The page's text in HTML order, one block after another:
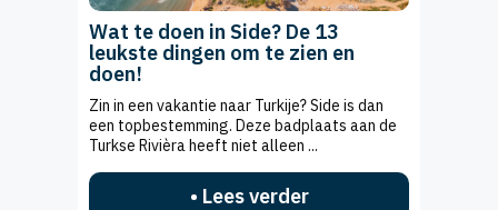
Wat te doen in Side? De 13
leukste dingen om te zien en
doen!
Zin in een vakantie naar Turkije? Side is dan
een topbestemming. Deze badplaats aan de
Turkse Rivièra heeft niet alleen ...
• Lees verder